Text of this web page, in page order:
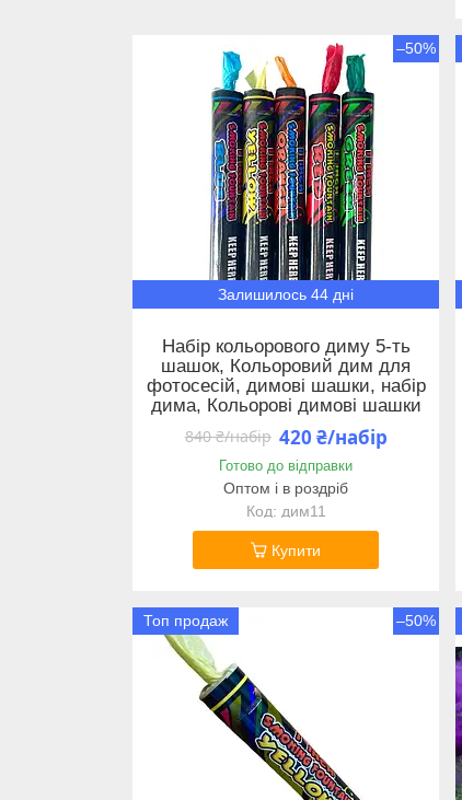
–50%
Залишилось 44 дні
Набір кольорового диму 5-ть
шашок, Кольоровий дим для
фотосесій, димові шашки, набір
дима, Кольорові димові шашки
840 ₴/набір 420 ₴/набір
Готово до відправки
Оптом і в роздріб
дим11
Купити
Топ продаж –50%